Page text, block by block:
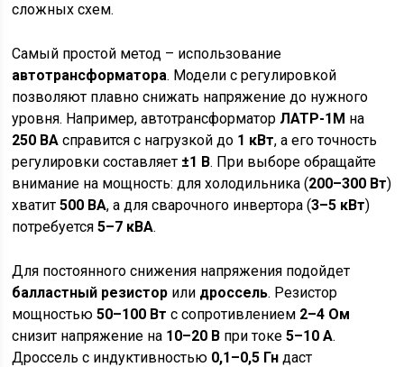
сложных схем.
Самый простой метод – использование
автотрансформатора. Модели с регулировкой
позволяют плавно снижать напряжение до нужного
уровня. Например, автотрансформатор ЛАТР-1М на
250 ВА справится с нагрузкой до 1 кВт, а его точность
регулировки составляет ±1 В. При выборе обращайте
внимание на мощность: для холодильника (200–300 Вт)
хватит500 ВА, а для сварочного инвертора (3–5 кВт)
потребуется5–7 кВА.
Для постоянного снижения напряжения подойдет
балластный резистор или дроссель. Резистор
мощностью50–100 Вт с сопротивлением 2–4 Ом
снизит напряжение на 10–20 В при токе5–10 А.
Дроссель с индуктивностью 0,1–0,5 Гн даст